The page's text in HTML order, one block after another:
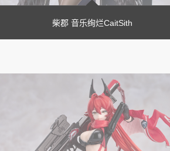
柴郡 音乐绚烂CaitSith